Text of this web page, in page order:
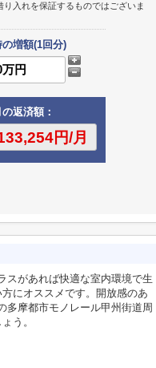
入れを保証するものではございま
増額(1回分)
返済額：
スがあれば快適な室内環境で生
にオススメです。開放感のあ
多摩都市モノレール甲州街道周
う。